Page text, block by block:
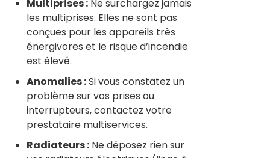
Multiprises : Ne surchargez jamais
les multiprises. Elles ne sont pas
conçues pour les appareils très
énergivores et le risque d’incendie
est élevé.
Anomalies :Si vous constatez un
problème sur vos prises ou
interrupteurs, contactez votre
prestataire multiservices.
Radiateurs : Ne déposez rien sur